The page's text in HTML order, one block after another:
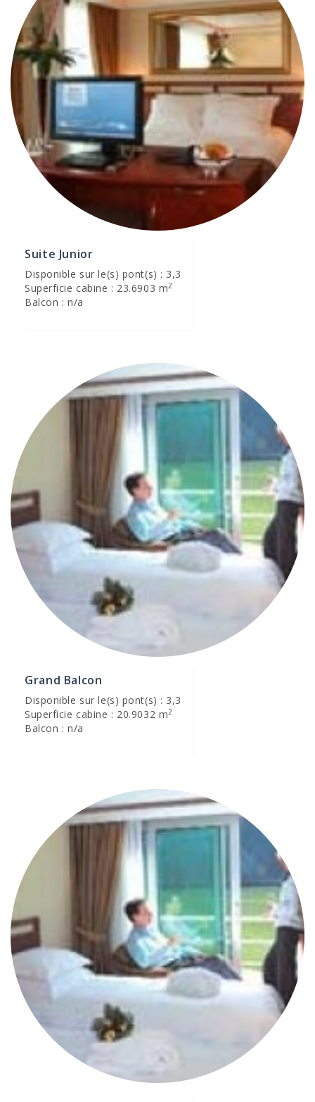
Suite Junior
Disponible sur le(s) pont(s) : 3,3
Superficie cabine : 23.6903 m2
Balcon : n/a
Grand Balcon
Disponible sur le(s) pont(s) : 3,3
Superficie cabine : 20.9032 m2
Balcon : n/a